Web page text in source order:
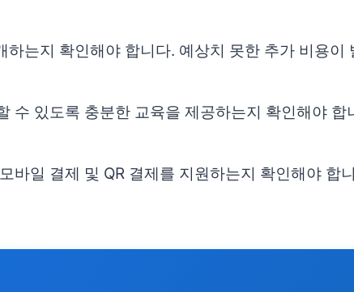
는지 확인해야 합니다. 예상치 못한 추가 비용이
수 있도록 충분한 교육을 제공하는지 확인해야 합
바일 결제 및 QR 결제를 지원하는지 확인해야 합